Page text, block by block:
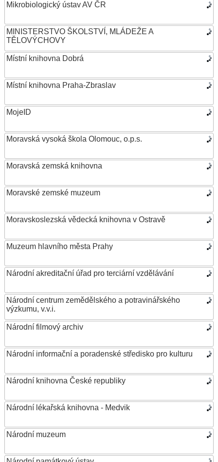
Mikrobiologický ústav AV ČR
MINISTERSTVO ŠKOLSTVÍ, MLÁDEŽE A
TĚLOVÝCHOVY
Místní knihovna Dobrá
Místní knihovna Praha-Zbraslav
MojeID
Moravská vysoká škola Olomouc, o.p.s.
Moravská zemská knihovna
Moravské zemské muzeum
Moravskoslezská vědecká knihovna v Ostravě
Muzeum hlavního města Prahy
Národní akreditační úřad pro terciární vzdělávání
Národní centrum zemědělského a potravinářského
výzkumu, v.v.i.
Národní filmový archiv
Národní informační a poradenské středisko pro kulturu
Národní knihovna České republiky
Národní lékařská knihovna - Medvik
Národní muzeum